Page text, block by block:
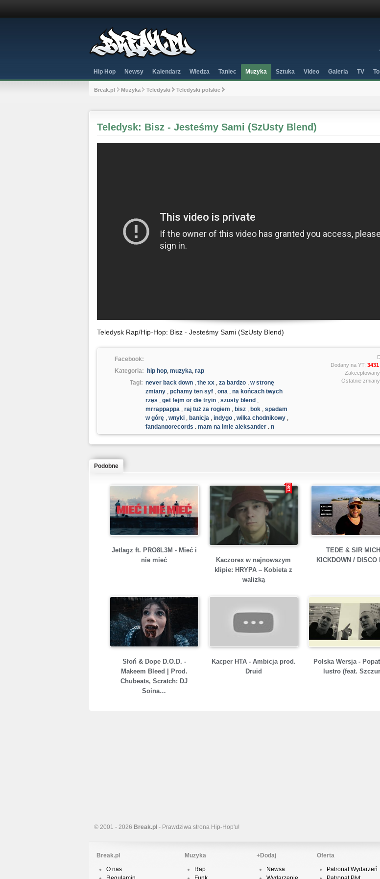
Hip Hop Newsy Kalendarz Wiedza Taniec Muzyka Sztuka Video Galeria TV
Break.pl Muzyka Teledyski Teledyski polskie
Teledysk: Bisz - Jesteśmy Sami (SzUsty Blend)
Teledysk Rap/Hip-Hop: Bisz - Jesteśmy Sami (SzUsty Blend)
Facebook:
Kategoria:
hip hop, muzyka, rap
Tagi: never back down , the xx , za bardzo , w stronę
zmiany , pchamy ten syf , ona , na końcach twych
rzęs , get fejm or die tryin , szusty blend ,
mrrappappa , raj tuż za rogiem , bisz , bok , spadam
w górę , wnyki , banicja , indygo , wilka chodnikowy ,
fandangorecords , mam na imię aleksander , n
Dodany na YT:
Ostatnie
Podobne
Jetlagz ft. PRO8L3M - Mieć i
nie mieć
Kaczorex w najnowszym
klipie: HRYPA – Kobieta z
walizką
TEDE & SIR
KICKDOWN / DISCO
Słoń & Dope D.O.D. -
Makeem Bleed | Prod.
Chubeats, Scratch: DJ
Soina…
Kacper HTA - Ambicja prod.
Druid
Polska Wersja -
lustro (feat.
© 2001 - 2026 Break.pl - Prawdziwa strona Hip-Hop'u!
Break.pl
O nas
Muzyka
Rap
+Dodaj
Newsa
Oferta
Patronat Wydarzeń